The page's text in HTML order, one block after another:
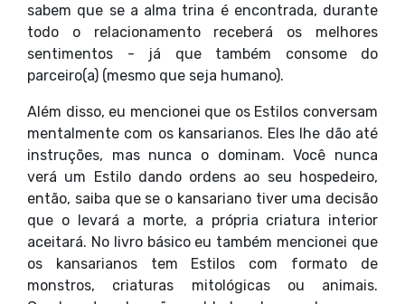
sabem que se a alma trina é encontrada, durante
todo o relacionamento receberá os melhores
sentimentos - já que também consome do
parceiro(a) (mesmo que seja humano).
Além disso, eu mencionei que os Estilos conversam
mentalmente com os kansarianos. Eles lhe dão até
instruções, mas nunca o dominam. Você nunca
verá um Estilo dando ordens ao seu hospedeiro,
então, saiba que se o kansariano tiver uma decisão
que o levará a morte, a própria criatura interior
aceitará. No livro básico eu também mencionei que
os kansarianos tem Estilos com formato de
monstros, criaturas mitológicas ou animais.